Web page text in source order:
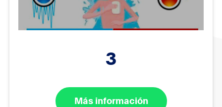
3
Más información